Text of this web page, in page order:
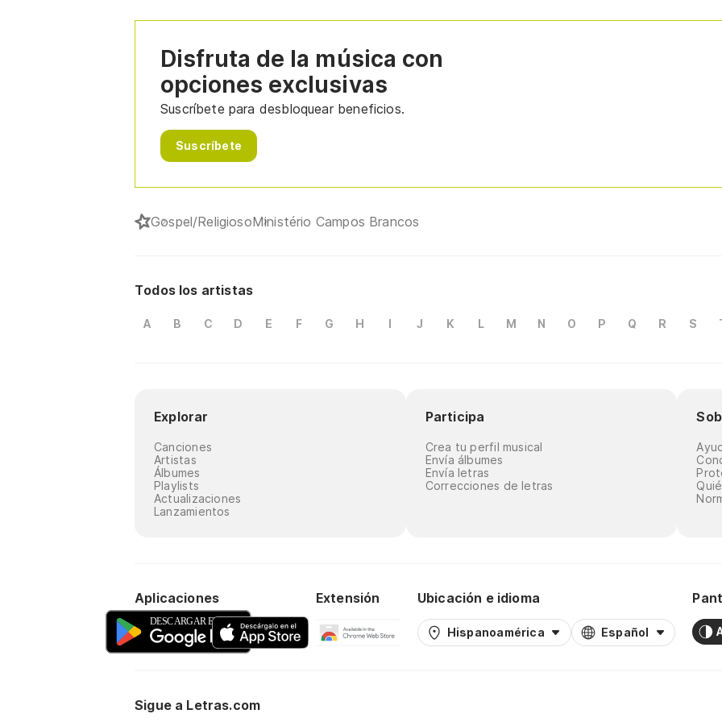
Disfruta de la música con
opciones exclusivas
Suscríbete para desbloquear beneficios.
Suscríbete
Gospel/ReligiosoMinistério Campos Brancos
Todos los artistas
A B C D E F G H I J K L M N O P Q R S
Explorar
Canciones
Artistas
Álbumes
Playlists
Actualizaciones
Lanzamientos
Participa
Crea tu perfil musical
Envía álbumes
Envía letras
Correcciones de letras
Aplicaciones Extensión Ubicación e idioma
Hispanoamérica Español
Sigue a Letras.com